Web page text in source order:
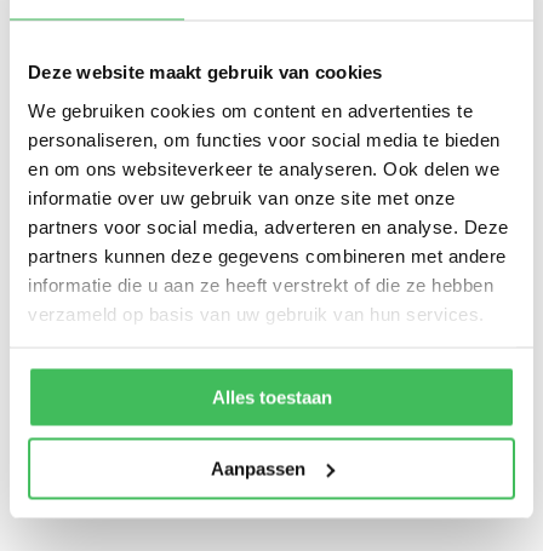
Deze website maakt gebruik van cookies
We gebruiken cookies om content en advertenties te
personaliseren, om functies voor social media te bieden
en om ons websiteverkeer te analyseren. Ook delen we
informatie over uw gebruik van onze site met onze
partners voor social media, adverteren en analyse. Deze
partners kunnen deze gegevens combineren met andere
informatie die u aan ze heeft verstrekt of die ze hebben
verzameld op basis van uw gebruik van hun services.
Alles toestaan
Aanpassen
Mail ons
patrick@mbhconsult.nl
Volg ons op LinkedIn
Hier plaatsen we regelmatig
updates
Adres
Ottostraat 4